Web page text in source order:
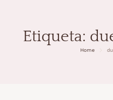
Etiqueta:
Home